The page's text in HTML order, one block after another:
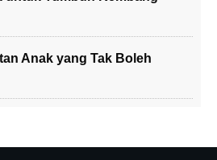
Anak yang Tak Boleh